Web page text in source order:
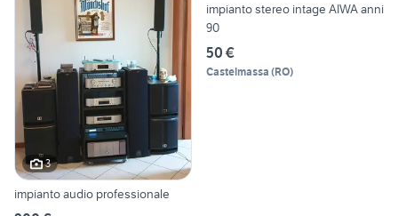
3
impianto audio professionale
impianto stereo intage AIWA anni
90
50 €
Castelmassa (RO)